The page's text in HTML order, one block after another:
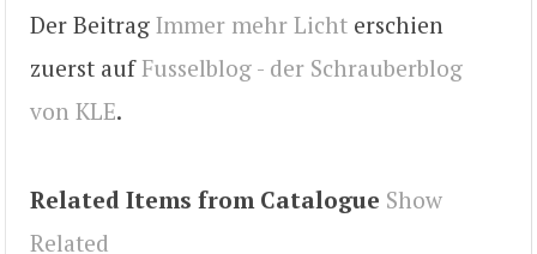
Der Beitrag Immer mehr Licht erschien
zuerst aufFusselblog - der Schrauberblog
von KLE.
Related Items from Catalogue Show
Related